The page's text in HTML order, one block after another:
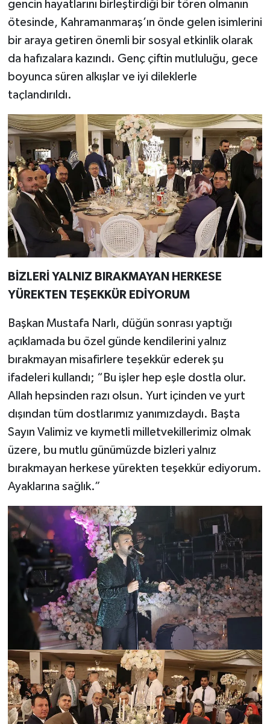
gencin hayatlarını birleştirdiği bir tören olmanın
ötesinde, Kahramanmaraş’ın önde gelen isimlerini
bir araya getiren önemli bir sosyal etkinlik olarak
da hafızalara kazındı. Genç çiftin mutluluğu, gece
boyunca süren alkışlar ve iyi dileklerle
taçlandırıldı.
BİZLERİ YALNIZ BIRAKMAYAN HERKESE
YÜREKTEN TEŞEKKÜR EDİYORUM
Başkan Mustafa Narlı, düğün sonrası yaptığı
açıklamada bu özel günde kendilerini yalnız
bırakmayan misafirlere teşekkür ederek şu
ifadeleri kullandı; “Bu işler hep eşle dostla olur.
Allah hepsinden razı olsun. Yurt içinden ve yurt
dışından tüm dostlarımız yanımızdaydı. Başta
Sayın Valimiz ve kıymetli milletvekillerimiz olmak
üzere, bu mutlu günümüzde bizleri yalnız
bırakmayan herkese yürekten teşekkür ediyorum.
Ayaklarına sağlık.”